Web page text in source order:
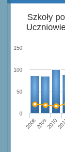
Szkoły
200820092010
0
50
100
150